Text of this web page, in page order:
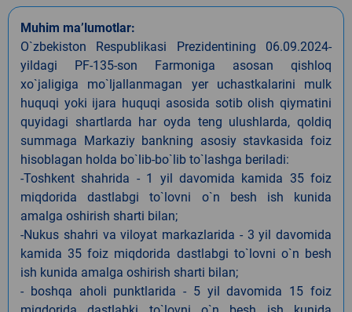
Muhim ma’lumotlar:
O`zbekiston Respublikasi Prezidentining 06.09.2024-
yildagi PF-135-son Farmoniga asosan qishloq
xo`jaligiga mo`ljallanmagan yer uchastkalarini mulk
huquqi yoki ijara huquqi asosida sotib olish qiymatini
quyidagi shartlarda har oyda teng ulushlarda, qoldiq
summaga Markaziy bankning asosiy stavkasida foiz
hisoblagan holda bo`lib-bo`lib to`lashga beriladi:
-Toshkent shahrida - 1 yil davomida kamida 35 foiz
miqdorida dastlabgi to`lovni o`n besh ish kunida
amalga oshirish sharti bilan;
-Nukus shahri va viloyat markazlarida - 3 yil davomida
kamida 35 foiz miqdorida dastlabgi to`lovni o`n besh
ish kunida amalga oshirish sharti bilan;
- boshqa aholi punktlarida - 5 yil davomida 15 foiz